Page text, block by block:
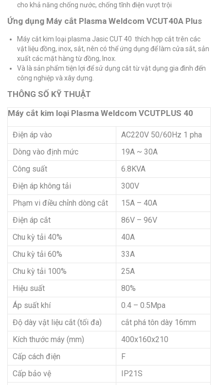
cho khả năng chống nước, chống tĩnh điện vượt trội
Ứng dụng Máy cắt Plasma Weldcom VCUT40A Plus
Máy cắt kim loại plasma Jasic CUT 40 thích hợp cắt trên các
vật liệu đồng, inox, sắt, nên có thể ứng dụng để làm cửa sắt, sản
xuất các mặt hàng từ đồng, Inox.
Và là sản phẩm tiện lợi để sử dụng cắt từ vật dụng gia đình đến
công nghiệp và xây dựng.
THÔNG SỐ KỸ THUẬT
Máy cắt kim loại Plasma Weldcom VCUTPLUS 40
Điện áp vào
AC220V 50/60Hz 1 pha
Dòng vào định mức
19A ~ 30A
Công suất
6.8KVA
Điện áp không tải
300V
Phạm vi điều chỉnh dòng cắt
15A – 40A
Điện áp cắt
86V – 96V
Chu kỳ tải 40%
40A
Chu kỳ tải 60%
33A
Chu kỳ tải 100%
25A
Hiệu suất
80%
Áp suất khí
0.4 – 0.5Mpa
Độ dày vật liệu cắt (tối đa)
cắt phá tôn dày 16mm
Kích thước máy (mm)
400x160x210
Cấp cách điện
F
Cấp bảo vệ
IP21S